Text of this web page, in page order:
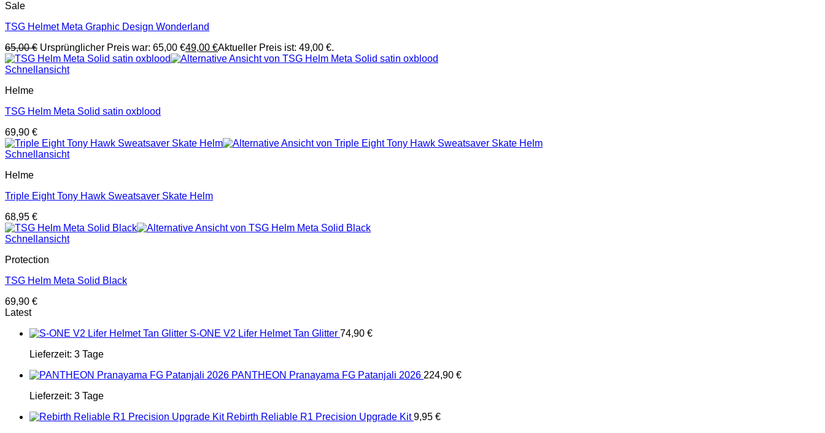
Sale
TSG Helmet Meta Graphic Design Wonderland
65,00€ Ursprünglicher Preis war: 65,00 €49,00 €Aktueller Preis ist: 49,00 €.
Schnellansicht
Helme
TSG Helm Meta Solid satin oxblood
69,90 €
Schnellansicht
Helme
Triple Eight Tony Hawk Sweatsaver Skate Helm
68,95 €
Schnellansicht
Protection
TSG Helm Meta Solid Black
69,90 €
Latest
S-ONE V2 Lifer Helmet Tan Glitter 74,90 €
Lieferzeit: 3 Tage
PANTHEON Pranayama FG Patanjali 2026 224,90 €
Lieferzeit: 3 Tage
Rebirth Reliable R1 Precision Upgrade Kit 9,95 €